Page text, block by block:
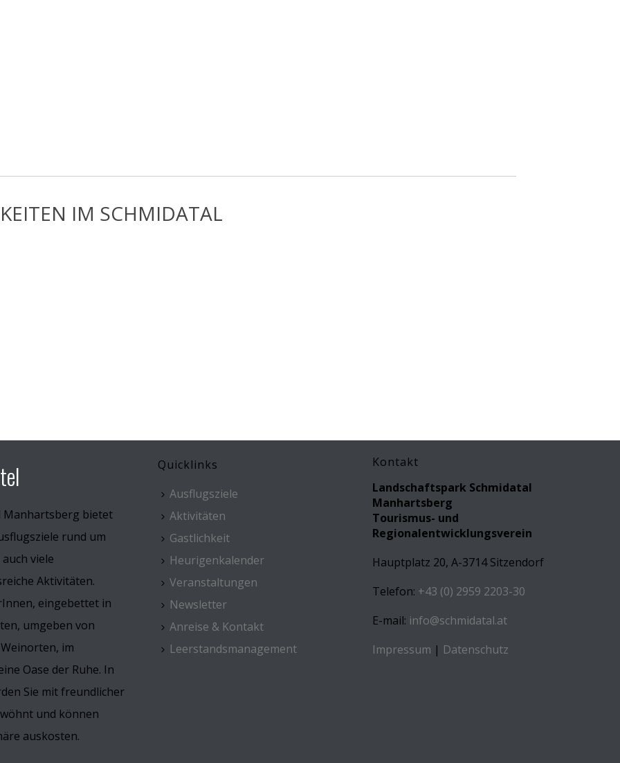
IM SCHMIDATAL
Manhartsberg bietet
rund um
viele
Aktivitäten.
eingebettet in
umgeben von
im
Oase der Ruhe. In
Sie mit freundlicher
und können
auskosten.
Quicklinks
Ausflugsziele
Aktivitäten
Gastlichkeit
Heurigenkalender
Veranstaltungen
Newsletter
Anreise & Kontakt
Leerstandsmanagement
Kontakt
Landschaftspark Schmidatal
Manhartsberg
Tourismus- und
Regionalentwicklungsverein
Hauptplatz 20, A-3714 Sitzendorf
Telefon: +43 (0) 2959 2203-30
E-mail: info@schmidatal.at
Impressum | Datenschutz